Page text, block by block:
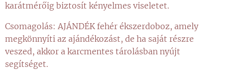
karátmérőig biztosít kényelmes viseletet.
Csomagolás: AJÁNDÉK fehér ékszerdoboz, amely
megkönnyíti az ajándékozást, de ha saját részre
veszed, akkor a karcmentes tárolásban nyújt
segítséget.